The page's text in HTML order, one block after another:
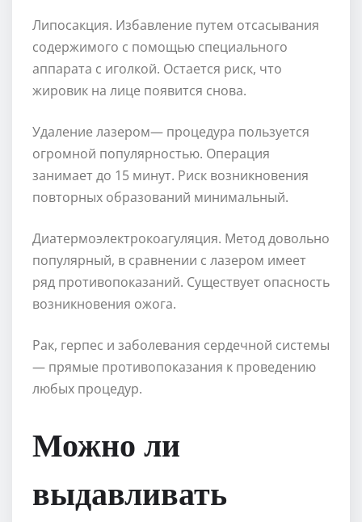
Липосакция. Избавление путем отсасывания
содержимого с помощью специального
аппарата с иголкой. Остается риск, что
жировик на лице появится снова.
Удаление лазером— процедура пользуется
огромной популярностью. Операция
занимает до 15 минут. Риск возникновения
повторных образований минимальный.
Диатермоэлектрокоагуляция. Метод довольно
популярный, в сравнении с лазером имеет
ряд противопоказаний. Существует опасность
возникновения ожога.
Рак, герпес и заболевания сердечной системы
— прямые противопоказания к проведению
любых процедур.
Можно ли
выдавливать